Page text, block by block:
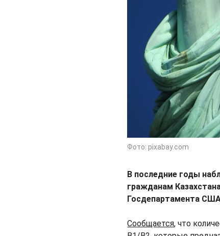
Фото: pixabay.com
В последние годы
гражданам
Госдепартамента
Сообщается, что